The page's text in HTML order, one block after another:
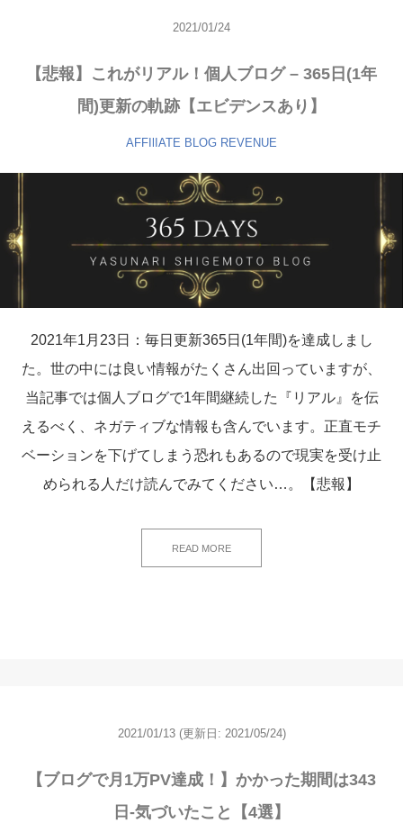
2021/01/24
【悲報】これがリアル！個人ブログ – 365日(1年
間)更新の軌跡【エビデンスあり】
AFFIlIATE BLOG REVENUE
2021年1月23日：毎日更新365日(1年間)を達成しまし
た。世の中には良い情報がたくさん出回っていますが、
当記事では個人ブログで1年間継続した『リアル』を伝
えるべく、ネガティブな情報も含んでいます。正直モチ
ベーションを下げてしまう恐れもあるので現実を受け止
められる人だけ読んでみてください…。【悲報】
READ MORE
2021/01/13 (更新日: 2021/05/24)
【ブログで月1万PV達成！】かかった期間は343
日-気づいたこと【4選】